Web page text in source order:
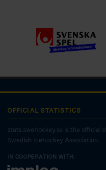
OFFICIAL STATISTICS
stats.swehockey.se is the official
Swedish Icehockey Association.
IN COOPERATION WITH: